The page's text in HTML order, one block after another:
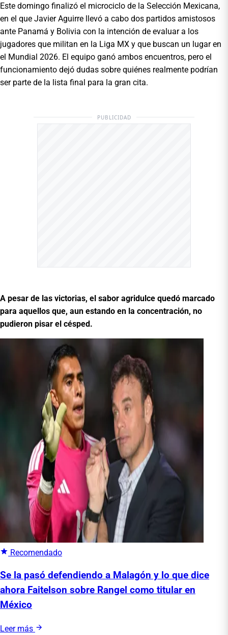
Este domingo finalizó el microciclo de la Selección Mexicana,
en el que Javier Aguirre llevó a cabo dos partidos amistosos
ante Panamá y Bolivia con la intención de evaluar a los
jugadores que militan en la Liga MX y que buscan un lugar en
el Mundial 2026. El equipo ganó ambos encuentros, pero el
funcionamiento dejó dudas sobre quiénes realmente podrían
ser parte de la lista final para la gran cita.
PUBLICIDAD
A pesar de las victorias, el sabor agridulce quedó marcado
para aquellos que, aun estando en la concentración, no
pudieron pisar el césped.
Recomendado
Se la pasó defendiendo a Malagón y lo que dice
ahora Faitelson sobre Rangel como titular en
México
Leer más